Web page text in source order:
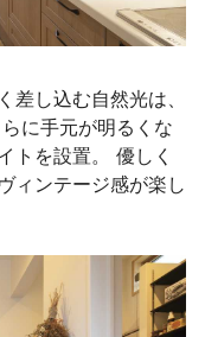
し込む自然光は、
に手元が明るくな
トを設置。 優しく
ィンテージ感が楽し